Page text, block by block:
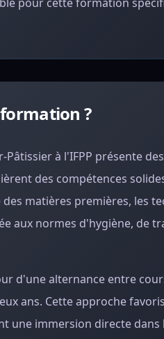
?
à l'IFPP présente
des compétences
matières premières, les
aux normes d'hygiène, de
d'une alternance entre
ans. Cette approche
une immersion directe dans